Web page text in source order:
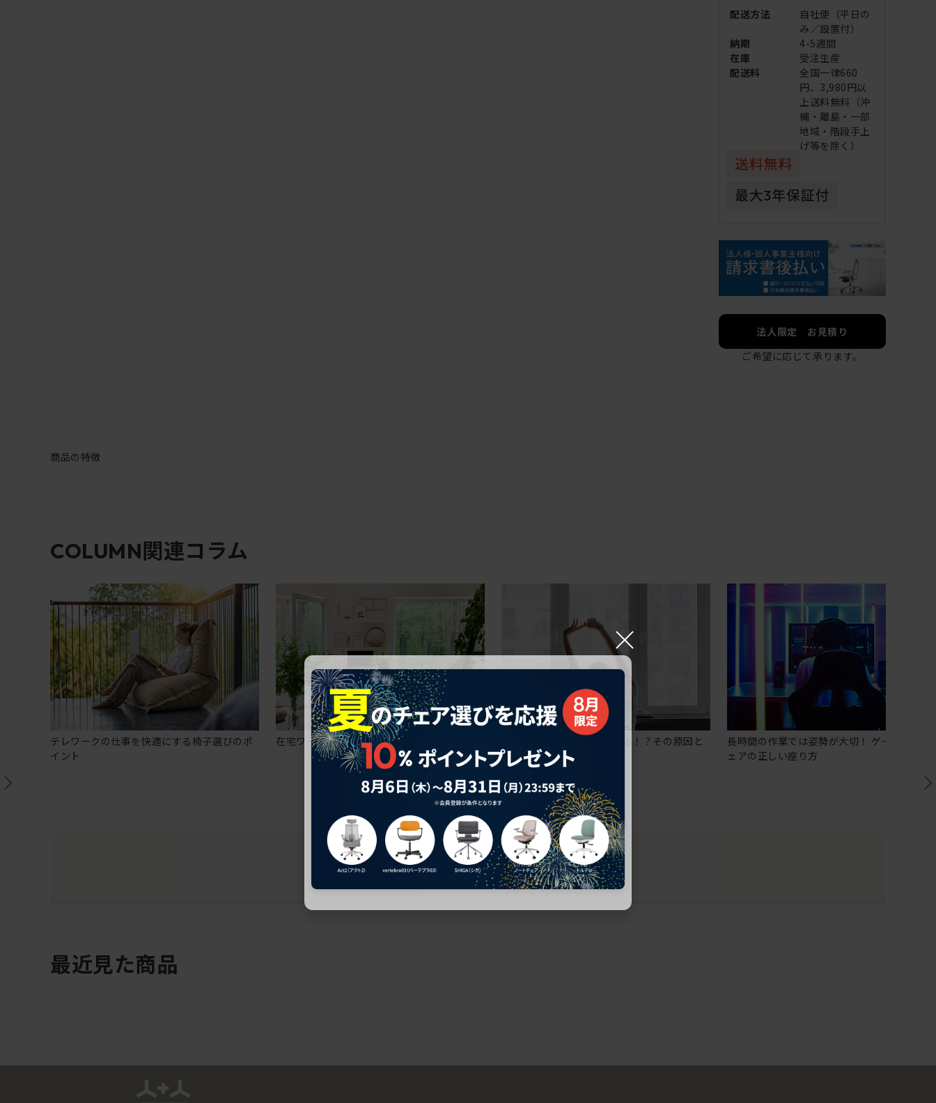
配送方法
自社便（平日の
み／設置付）
納期
4-5週間
在庫
受注生産
配送料
全国一律660
円、3,980円以
上送料無料（沖
縄・離島・一部
地域・階段手上
げ等を除く）
法人限定 お見積り
ご希望に応じて承ります。
商品の特徴
COLUMN関連コラム
テレワークの仕事を快適にする椅子選びのポ
イント
在宅ワークにおすすめのオフィスチェア5選
椅子に座っているのに疲れる！？その原因と
疲れにくいチェアの選び方
長時間の作業では姿勢が大切！ ゲーミングチ
ェアの正しい座り方
最近見た商品
×